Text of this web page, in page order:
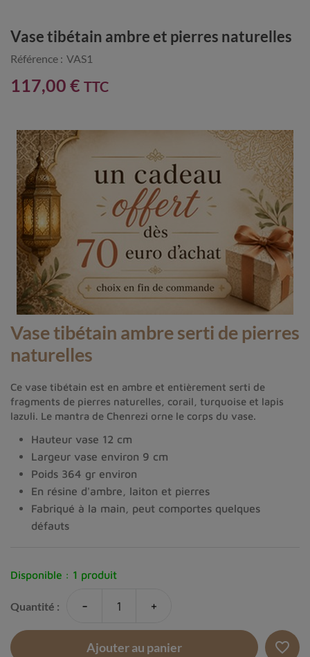
Vase tibétain ambre et pierres naturelles
Référence : VAS1
117,00 € TTC
Vase tibétain ambre serti de pierres
naturelles
Ce vase tibétain est en ambre et entièrement serti de
fragments de pierres naturelles, corail, turquoise et lapis
lazuli. Le mantra de Chenrezi orne le corps du vase.
Hauteur vase 12 cm
Largeur vase environ 9 cm
Poids 364 gr environ
En résine d'ambre, laiton et pierres
Fabriqué à la main, peut comportes quelques
défauts
Disponible : 1 produit
Quantité : - +
Ajouter au panier favorite_border